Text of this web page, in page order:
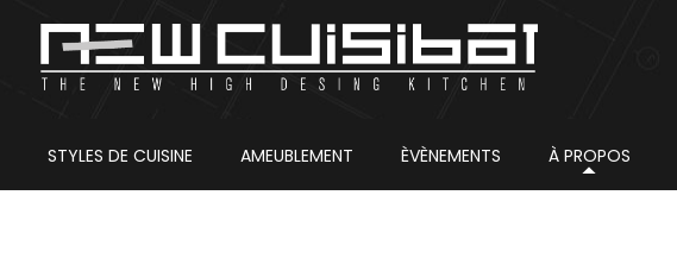
STYLES DE CUISINE AMEUBLEMENT ÈVÈNEMENTS À PROPOS